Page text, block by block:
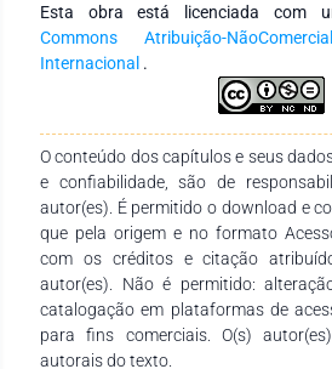
as estratégias nutricionais e de
minimizar estas perdas e melhorar o
no período imediatamente pós-
extratos vegetais, de plasma
fatores de manejo. Outra
eletrólitos e glicoeletrolíticos que
energético dos animais, melhorando
estar e a produtividade.
Esta obra está licenciada com
Commons Atribuição-
Internacional .
O conteúdo dos capítulos e seus
e confiabilidade, são de
autor(es). É permitido o download e
que pela origem e no formato
com os créditos e citação
autor(es). Não é permitido:
catalogação em plataformas de
para fins comerciais. O(s)
autorais do texto.